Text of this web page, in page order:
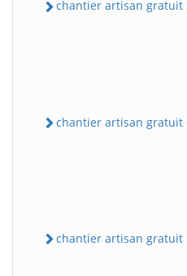
chantier artisan gratuit
chantier artisan gratuit
chantier artisan gratuit